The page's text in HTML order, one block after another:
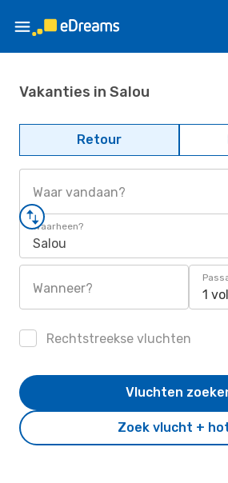
Vakanties in Salou
Retour
Waar vandaan?
Waarheen?
Salou
Wanneer? 1
Rechtstreekse vluchten
Zoek vlucht +
Vluchten